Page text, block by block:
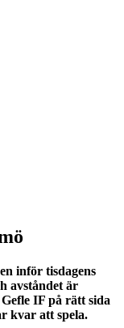
inför tisdagens
avståndet är
IF på rätt sida
kvar att spela.